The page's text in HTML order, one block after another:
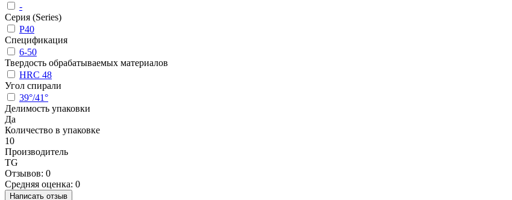
-
Серия (Series)
P40
Спецификация
6-50
Твердость обрабатываемых материалов
HRC 48
Угол спирали
39°/41°
Делимость упаковки
Да
Количество в упаковке
10
Производитель
TG
Отзывов: 0
Средняя оценка: 0
Написать отзыв